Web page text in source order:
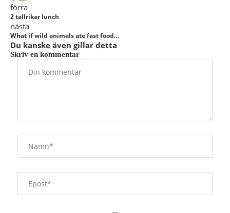
förra
2 tallrikar lunch
nästa
What if wild animals ate fast food…
Du kanske även gillar detta
Skriv en kommentar